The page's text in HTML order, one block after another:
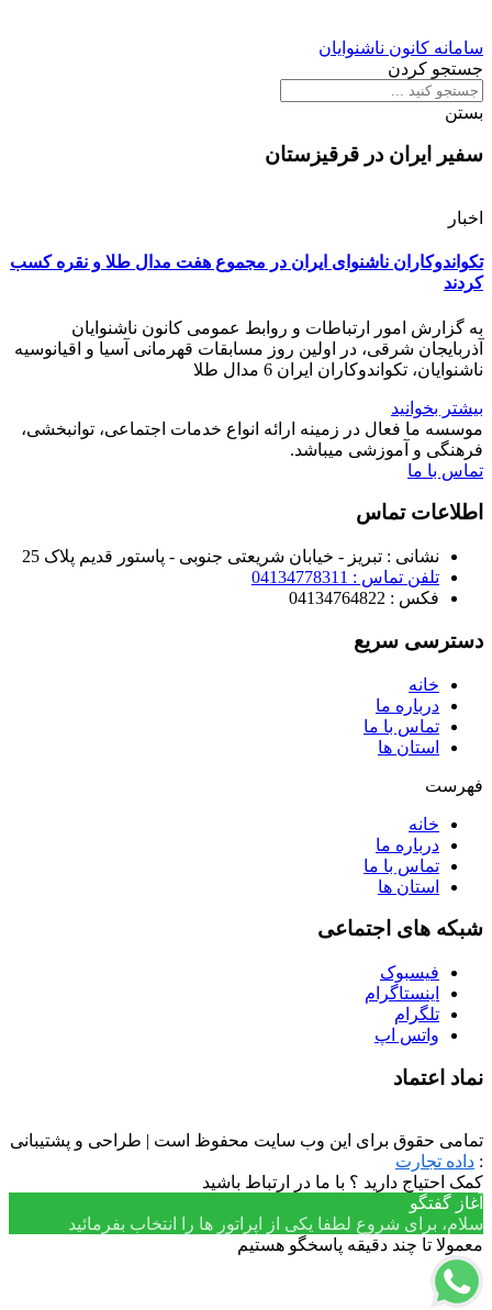
سامانه کانون ناشنوایان
جستجو کردن
بستن
سفیر ایران در قرقیزستان
اخبار
تکواندوکاران ناشنوای ایران در مجموع هفت مدال طلا و نقره کسب
کردند
به گزارش امور ارتباطات و روابط عمومی کانون ناشنوایان
آذربایجان شرقی، در اولین روز مسابقات قهرمانی آسیا و اقیانوسیه
ناشنوایان، تکواندوکاران ایران 6 مدال طلا
بیشتر بخوانید
موسسه ما فعال در زمینه ارائه انواع خدمات اجتماعی، توانبخشی،
فرهنگی و آموزشی میباشد.
تماس با ما
اطلاعات تماس
نشانی : تبریز - خیابان شریعتی جنوبی - پاستور قدیم پلاک 25
تلفن تماس : 04134778311
فکس : 04134764822
دسترسی سریع
خانه
درباره ما
تماس با ما
استان ها
فهرست
خانه
درباره ما
تماس با ما
استان ها
شبکه های اجتماعی
فیسبوک
اینستاگرام
تلگرام
واتس اپ
نماد اعتماد
تمامی حقوق برای این وب سایت محفوظ است | طراحی و پشتیبانی
: داده تجارت
کمک احتیاج دارید ؟ با ما در ارتباط باشید
آغاز گفتگو
سلام، برای شروع لطفا یکی از اپراتور ها را انتخاب بفرمائید
معمولا تا چند دقیقه پاسخگو هستیم